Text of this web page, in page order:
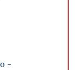
-